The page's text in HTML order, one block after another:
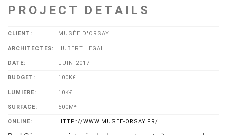
PROJECT DETAILS
CLIENT: MUSÉE D'ORSAY
ARCHITECTES: HUBERT LEGAL
DATE: JUIN 2017
BUDGET: 100K€
LUMIERE: 10K€
SURFACE: 500M²
ONLINE: HTTP://WWW.MUSEE-ORSAY.FR/